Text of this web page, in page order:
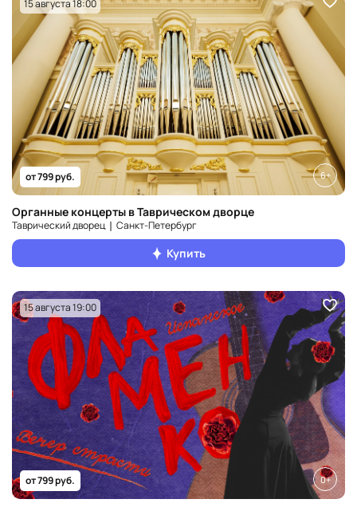
15 августа 18:00
от 799 руб. 6+
Органные концерты в Таврическом дворце
Таврический дворец ❘ Санкт‑Петербург
Купить
15 августа 19:00
от 799 руб. 0+